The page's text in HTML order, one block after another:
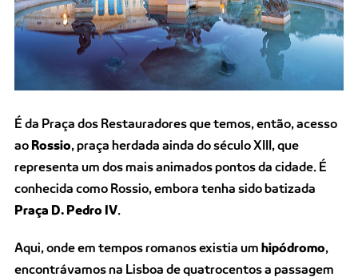
É da Praça dos Restauradores que temos, então, acesso
ao Rossio, praça herdada ainda do século XIII, que
representa um dos mais animados pontos da cidade. É
conhecida como Rossio,embora tenha sido batizada
Praça D. Pedro IV.
Aqui, onde em tempos romanos existia um hipódromo,
encontrávamos na Lisboa de quatrocentos a passagem